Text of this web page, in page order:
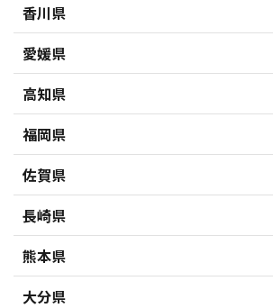
香川県
愛媛県
高知県
福岡県
佐賀県
長崎県
熊本県
大分県